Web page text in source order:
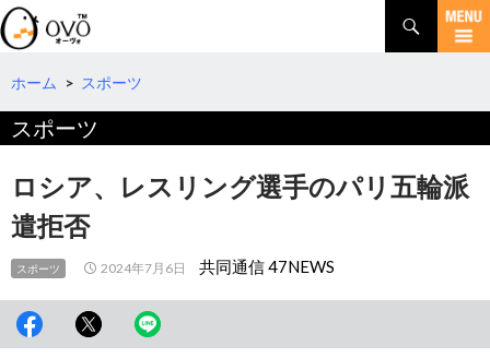
検
索
コ
テ
へ
ホーム > スポーツ
スポーツ
ロシア、レスリング選手のパリ五輪派
遣拒否
スポーツ 2024年7月6日 共同通信 47NEWS